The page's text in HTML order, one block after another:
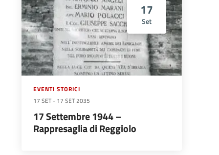
17
Set
EVENTI STORICI
17 SET - 17 SET 2035
17 Settembre 1944 –
Rappresaglia di Reggiolo